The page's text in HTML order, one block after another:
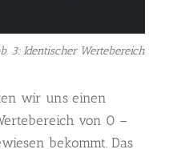
3: Identischer Wertebereich
wir uns einen
von 0 –
bekommt. Das